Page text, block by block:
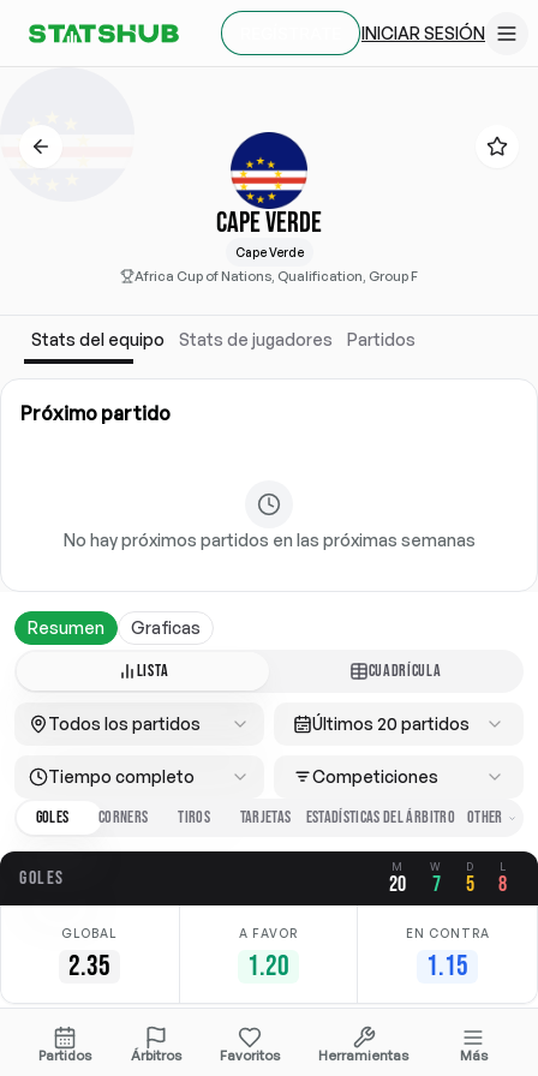
INICIAR SESIÓN
CAPE VERDE
Cape Verde
Africa Cup of Nations, Qualification, Group F
Stats del equipo Stats de jugadores Partidos
Próximo partido
No hay próximos partidos en las próximas semanas
Resumen Graficas
LISTA CUADRÍCULA
Todos los partidos Últimos 20 partidos
Tiempo completo
Competiciones
GOLES
CORNERS TIROS TARJETAS ESTADÍSTICAS DEL ÁRBITRO
GOLES M
20
W
7
D
5
L
8
GLOBAL
2.35
A FAVOR
1.20
EN CONTRA
1.15
Fecha Casa Fuera Competición
Partidos Árbitros Favoritos Herramientas Más